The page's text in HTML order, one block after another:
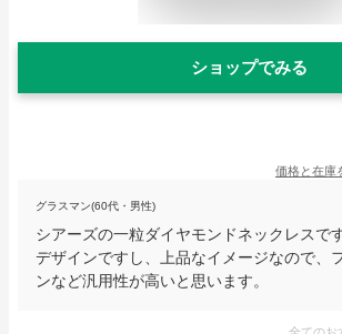
ショップでみる
価格と在庫
グラスマン(60代・男性)
シアーズの一粒ダイヤモンドネックレスで
デザインですし、上品なイメージなので、
ンなど汎用性が高いと思います。